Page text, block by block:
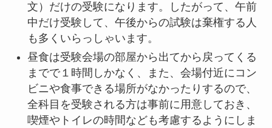
文）だけの受験になります。したがって、午前
中だけ受験して、午後からの試験は棄権する人
も多くいらっしゃいます。
昼食は受験会場の部屋から出てから戻ってくる
までで１時間しかなく、また、会場付近にコン
ビニや食事できる場所がなかったりするので、
全科目を受験される方は事前に用意しておき、
喫煙やトイレの時間なども考慮するようにしま